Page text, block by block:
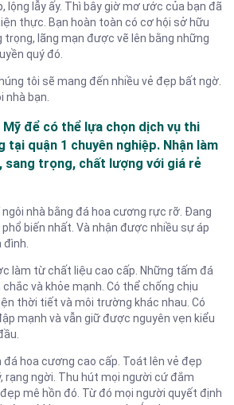
lộng lẫy ấy. Thì bây giờ mơ ước của bạn đã
thực. Bạn hoàn toàn có cơ hội sở hữu
lãng mạn được vẽ lên bằng những
quý đó.
tôi sẽ mang đến nhiều vẻ đẹp bất ngờ.
nhà bạn.
Mỹ để có thể lựa chọn dịch vụ thi
tại quận 1 chuyên nghiệp. Nhận làm
sang trọng, chất lượng với giá rẻ
nhà bằng đá hoa cương rực rỡ. Đang
phổ biến nhất. Và nhận được nhiều sự áp
đình.
làm từ chất liệu cao cấp. Những tấm đá
và khỏe mạnh. Có thể chống chịu
thời tiết và môi trường khác nhau. Có
mạnh và vẫn giữ được nguyên vẹn kiểu
hoa cương cao cấp. Toát lên vẻ đẹp
rạng ngời. Thu hút mọi người cứ đắm
mê hồn đó. Từ đó mọi người quyết định